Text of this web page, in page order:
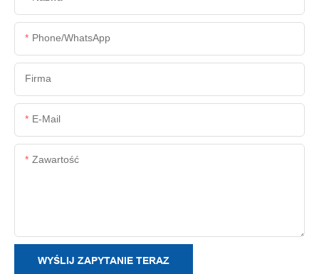
Phone/whatsApp
Firma
E-Mail
Zawartość
WYŚLIJ ZAPYTANIE TERAZ